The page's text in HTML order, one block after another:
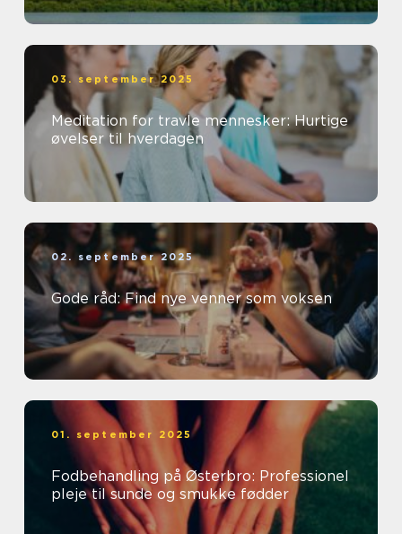
03. september 2025
Meditation for travle mennesker: Hurtige
øvelser til hverdagen
02. september 2025
Gode råd: Find nye venner som voksen
01. september 2025
Fodbehandling på Østerbro: Professionel
pleje til sunde og smukke fødder